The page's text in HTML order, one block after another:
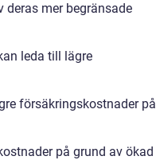
deras mer begränsade
leda till lägre
försäkringskostnader på
på grund av ökad